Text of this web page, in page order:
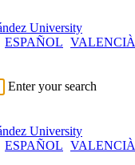
ESPAÑOL VALENCIÀ
Enter your search
ESPAÑOL VALENCIÀ